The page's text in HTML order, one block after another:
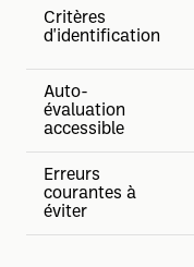
Critères
d'identification
Auto-
évaluation
accessible
Erreurs
courantes à
éviter